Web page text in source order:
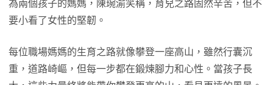
為兩個孩子的媽媽，陳琬渝笑稱，育兒之路固然辛苦，但不
要小看了女性的堅韌。
每位職場媽媽的生育之路就像攀登一座高山，雖然行囊沉
重，道路崎嶇，但每一步都在鍛煉腳力和心性。當孩子長